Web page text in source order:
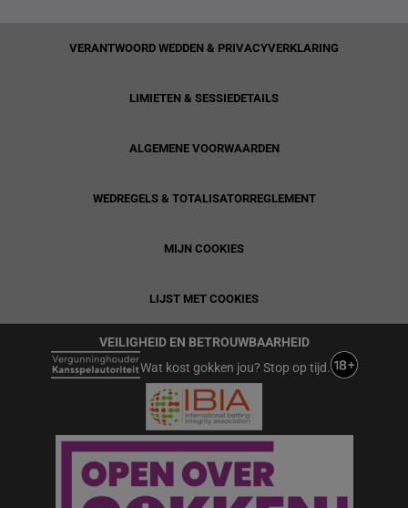
VERANTWOORD WEDDEN & PRIVACYVERKLARING
LIMIETEN & SESSIEDETAILS
ALGEMENE VOORWAARDEN
WEDREGELS & TOTALISATORREGLEMENT
MIJN COOKIES
LIJST MET COOKIES
VEILIGHEID EN BETROUWBAARHEID
Wat kost gokken jou? Stop op tijd.